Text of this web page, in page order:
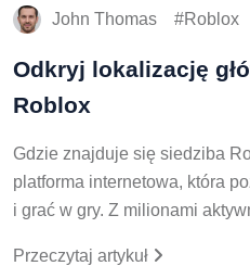
John Thomas Roblox
Odkryj lokalizację
Roblox
Gdzie znajduje się siedziba
platforma internetowa, która
i grać w gry. Z milionami
Przeczytaj artykuł